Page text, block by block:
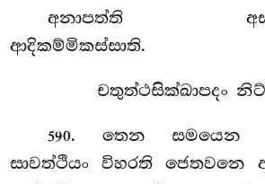
අනාපත්ති
ආදිකම්මිකස්සාති.
චතුත්ථසික්ඛාපදං
590. තෙන සමයෙන
සාවත්ථියං විහරති ජෙතවනෙ